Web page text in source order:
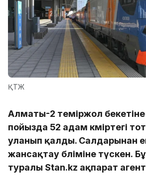
ҚТЖ
Алматы-2 теміржол бекетіне
пойызда 52 адам көміртегі
уланып қалды. Салдарынан
жансақтау бөліміне түскен.
туралы Stan.kz ақпарат